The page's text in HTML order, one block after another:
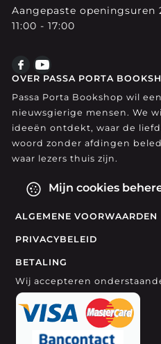
Aangepaste openingsuren
11:00 - 17:00
OVER PASSA PORTA
Passa Porta Bookshop wil
nieuwsgierige mensen. We
ideeën ontdekt, waar de
woord zonder afdingen
waar lezers thuis zijn.
Mijn cookies
ALGEMENE VOORWAARDEN
PRIVACYBELEID
BETALING
Wij accepteren